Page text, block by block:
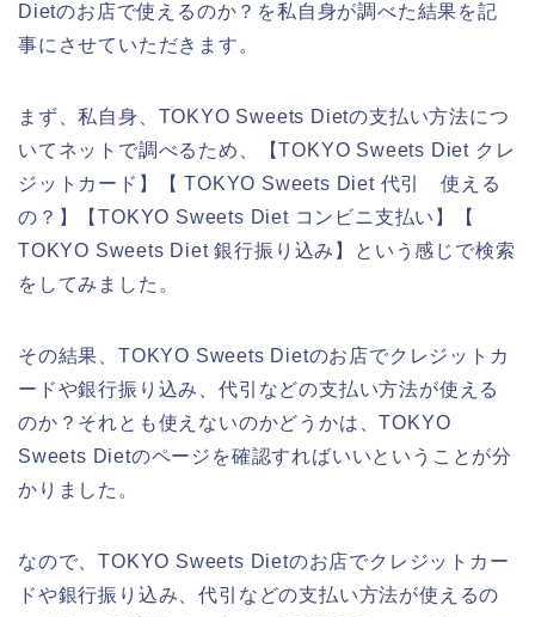
Dietのお店で使えるのか？を私自身が調べた結果を記
事にさせていただきます。
まず、私自身、TOKYO Sweets Dietの支払い方法につ
いてネットで調べるため、【TOKYO Sweets Diet クレ
ジットカード】【 TOKYO Sweets Diet 代引 使える
の？】【TOKYO Sweets Diet コンビニ支払い】【
TOKYO Sweets Diet 銀行振り込み】という感じで検索
をしてみました。
その結果、TOKYO Sweets Dietのお店でクレジットカ
ードや銀行振り込み、代引などの支払い方法が使える
のか？それとも使えないのかどうかは、TOKYO
Sweets Dietのページを確認すればいいということが分
かりました。
なので、TOKYO Sweets Dietのお店でクレジットカー
ドや銀行振り込み、代引などの支払い方法が使えるの